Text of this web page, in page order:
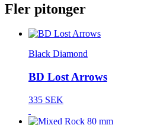
Fler pitonger
Black Diamond
BD Lost Arrows
335 SEK